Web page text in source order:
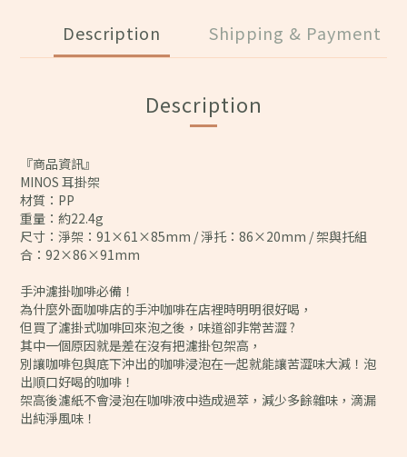
Description Shipping & Payment
Description
『商品資訊』
MINOS 耳掛架
材質：PP
重量：約22.4g
尺寸：淨架：91×61×85mm / 淨托：86×20mm / 架與托組
合：92×86×91mm
手沖濾掛咖啡必備！
為什麼外面咖啡店的手沖咖啡在店裡時明明很好喝，
但買了濾掛式咖啡回來泡之後，味道卻非常苦澀 ?
其中一個原因就是差在沒有把濾掛包架高，
別讓咖啡包與底下沖出的咖啡浸泡在一起就能讓苦澀味大減！泡
出順口好喝的咖啡！
架高後濾紙不會浸泡在咖啡液中造成過萃，減少多餘雜味，滴漏
出純淨風味！